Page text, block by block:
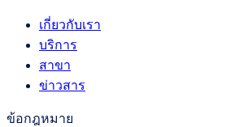
เกี่ยวกับเรา
บริการ
สาขา
ข่าวสาร
ข้อกฎหมาย